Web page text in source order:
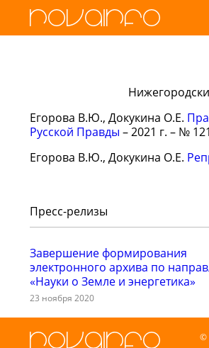
Егорова В.Ю., Докукина О.Е.
Русской Правды – 2021 г. – № 121
Егорова В.Ю., Докукина О.Е.
Пресс-релизы
Завершение формирования
электронного архива по
«Науки о Земле и энергетика»
23 ноября 2020
©